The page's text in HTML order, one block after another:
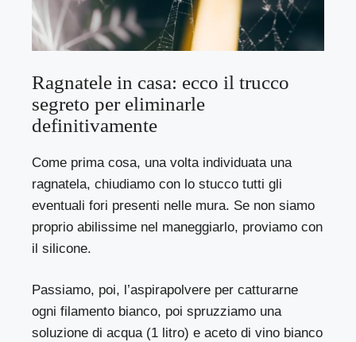
Ragnatele in casa: ecco il trucco
segreto per eliminarle
definitivamente
Come prima cosa, una volta individuata una
ragnatela, chiudiamo con lo stucco tutti gli
eventuali fori presenti nelle mura. Se non siamo
proprio abilissime nel maneggiarlo, proviamo con
il silicone.
Passiamo, poi, l’aspirapolvere per catturarne
ogni filamento bianco, poi spruzziamo una
soluzione di acqua (1 litro) e aceto di vino bianco